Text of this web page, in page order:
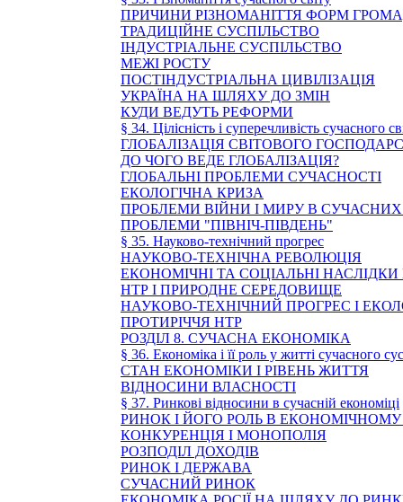
ПРИЧИНИ РІЗНОМАНІТТЯ ФОРМ
ТРАДИЦІЙНЕ СУСПІЛЬСТВО
ІНДУСТРІАЛЬНЕ СУСПІЛЬСТВО
МЕЖІ РОСТУ
ПОСТІНДУСТРІАЛЬНА ЦИВІЛІЗАЦІЯ
УКРАЇНА НА ШЛЯХУ ДО ЗМІН
КУДИ ВЕДУТЬ РЕФОРМИ
§ 34. Цілісність і суперечливість сучасного
ГЛОБАЛІЗАЦІЯ СВІТОВОГО
ДО ЧОГО ВЕДЕ ГЛОБАЛІЗАЦІЯ?
ГЛОБАЛЬНІ ПРОБЛЕМИ СУЧАСНОСТІ
ЕКОЛОГІЧНА КРИЗА
ПРОБЛЕМИ ВІЙНИ І МИРУ В
ПРОБЛЕМИ "ПІВНІЧ-ПІВДЕНЬ"
§ 35. Науково-технічний прогрес
НАУКОВО-ТЕХНІЧНА РЕВОЛЮЦІЯ
ЕКОНОМІЧНІ ТА СОЦІАЛЬНІ НАСЛІДКИ
НТР І ПРИРОДНЕ СЕРЕДОВИЩЕ
НАУКОВО-ТЕХНІЧНИЙ ПРОГРЕС І
ПРОТИРІЧЧЯ НТР
РОЗДІЛ 8. СУЧАСНА ЕКОНОМІКА
§ 36. Економіка і її роль у житті сучасного
СТАН ЕКОНОМІКИ І РІВЕНЬ ЖИТТЯ
ВІДНОСИНИ ВЛАСНОСТІ
§ 37. Ринкові відносини в сучасній економіці
РИНОК І ЙОГО РОЛЬ В ЕКОНОМІЧНОМУ
КОНКУРЕНЦІЯ І МОНОПОЛІЯ
РОЗПОДІЛ ДОХОДІВ
РИНОК І ДЕРЖАВА
СУЧАСНИЙ РИНОК